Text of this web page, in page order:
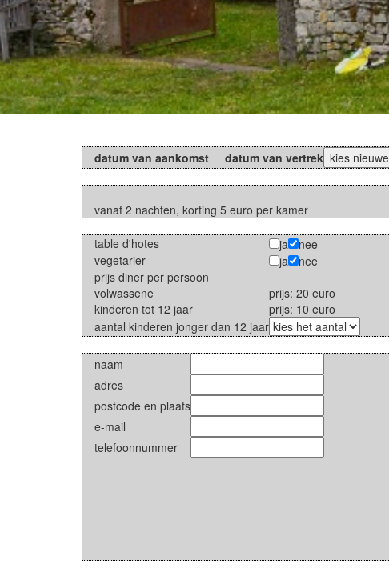
datum van aankomst datum van vertrek kies
vanaf 2 nachten, korting 5 euro per kamer
table d'hotes ja
nee
vegetarier
ja
nee
prijs diner per persoon
volwassene
prijs: 20 euro
kinderen tot 12 jaar
prijs: 10 euro
aantal kinderen jonger dan 12 jaar
naam
adres
postcode en plaats
e-mail
telefoonnummer